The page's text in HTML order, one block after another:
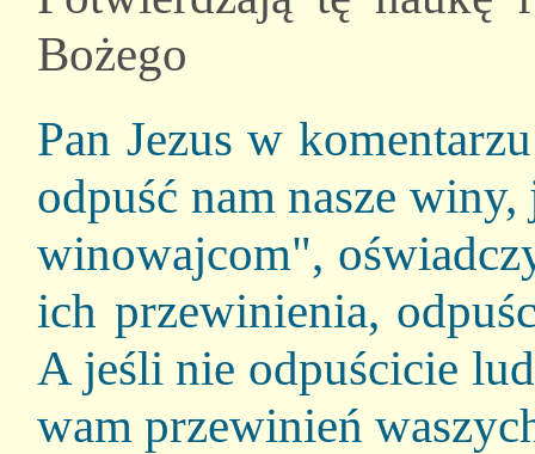
Bożego
Pan Jezus w
odpuść nam nasze
winowajcom",
ich przewinienia,
A jeśli nie odpuścicie
wam przewinień